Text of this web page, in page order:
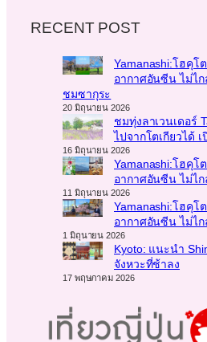
RECENT POST
Yamanashi:โฮคุโ
อากาศอันซีน ไม่ไก
ชมซากุระ
20 มิถุนายน 2026
ชมทุ่งลาเวนเดอร์
ไปจากโตเกียวได้
16 มิถุนายน 2026
Yamanashi:โฮคุโ
อากาศอันซีน ไม่ไก
11 มิถุนายน 2026
Yamanashi:โฮคุโ
อากาศอันซีน ไม่ไก
1 มิถุนายน 2026
Kyoto: แนะนำ
จังหวะที่ช้าลง
17 พฤษภาคม 2026